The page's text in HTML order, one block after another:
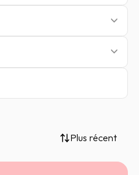
Plus récent